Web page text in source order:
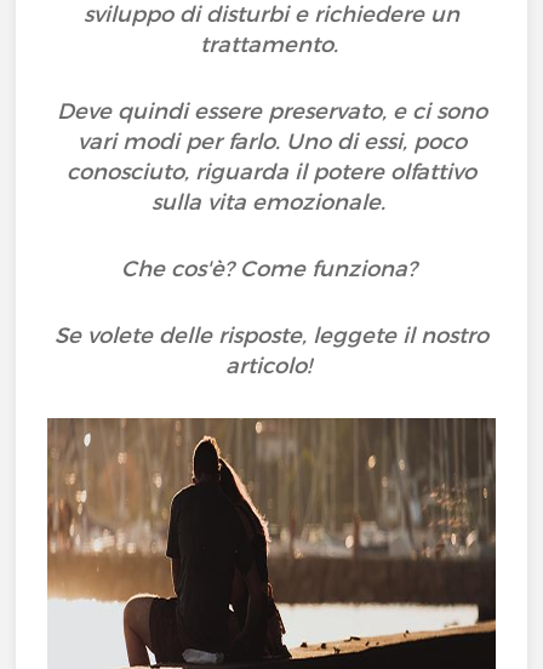
sviluppo di disturbi e richiedere un
trattamento.
Deve quindi essere preservato, e ci sono
vari modi per farlo. Uno di essi, poco
conosciuto, riguarda il potere olfattivo
sulla vita emozionale.
Che cos'è? Come funziona?
Se volete delle risposte, leggete il nostro
articolo!